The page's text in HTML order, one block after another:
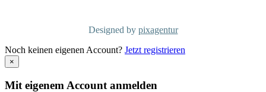
Designed by pixagentur
Noch keinen eigenen Account? Jetzt registrieren
×
Mit eigenem Account anmelden